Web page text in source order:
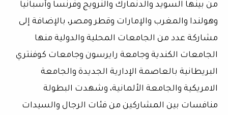
من بينها السويد والدنمارك والنرويج وفرنسا وأسبانيا
وهولندا والمغرب والإمارات وقطر ومصر، بالإضافة إلى
مشاركة عدد من الجامعات المحلية والدولية منها
الجامعات الكندية وجامعة رايرسون وجامعات كوفنتري
البريطانية بالعاصمة الإدارية الجديدة والجامعة
الامريكية والجامعة الألمانية، وشهدت البطولة
منافسات بين المشاركين من فئات الرجال والسيدات